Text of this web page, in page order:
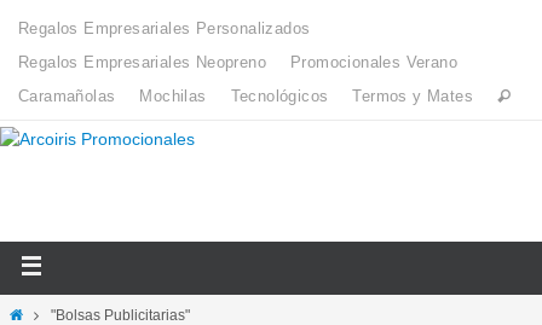
Regalos Empresariales Personalizados
Regalos Empresariales Neopreno
Promocionales Verano
Caramañolas
Mochilas Tecnológicos Termos y Mates
"Bolsas Publicitarias"